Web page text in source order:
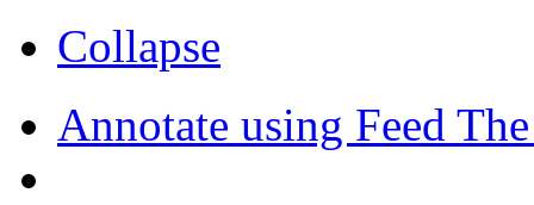
Collapse
Annotate using Feed